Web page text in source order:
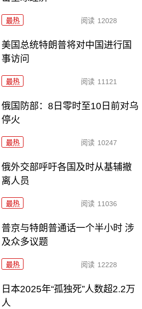
最热 阅读 12028
美国总统特朗普将对中国进行国
事访问
最热 阅读 11121
俄国防部：8日零时至10日前对乌
停火
最热 阅读 10247
俄外交部呼吁各国及时从基辅撤
离人员
最热 阅读 11036
普京与特朗普通话一个半小时 涉
及众多议题
最热 阅读 12228
日本2025年“孤独死”人数超2.2万
人